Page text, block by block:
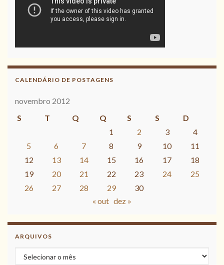
CALENDÁRIO DE POSTAGENS
novembro 2012
S
T Q Q S S
D
1
2 3
4
5
6 7 8 9 10
11
12
13 14 15 16 17
18
19
20 21 22 23 24
25
26
27 28 29
30
« out dez »
ARQUIVOS
Arquivos